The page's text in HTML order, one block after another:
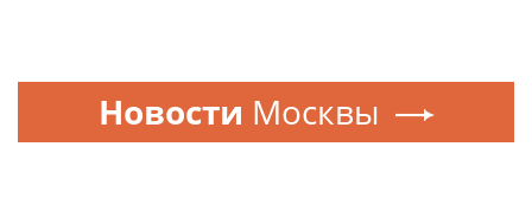
Новости Москвы